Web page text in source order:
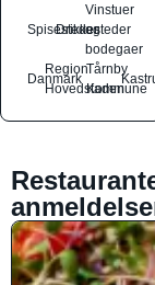
Spisesteder
Drikkesteder
Vinstuer
og
bodegaer
Danmark
Region
Hovedstaden
Tårnby
Kommune